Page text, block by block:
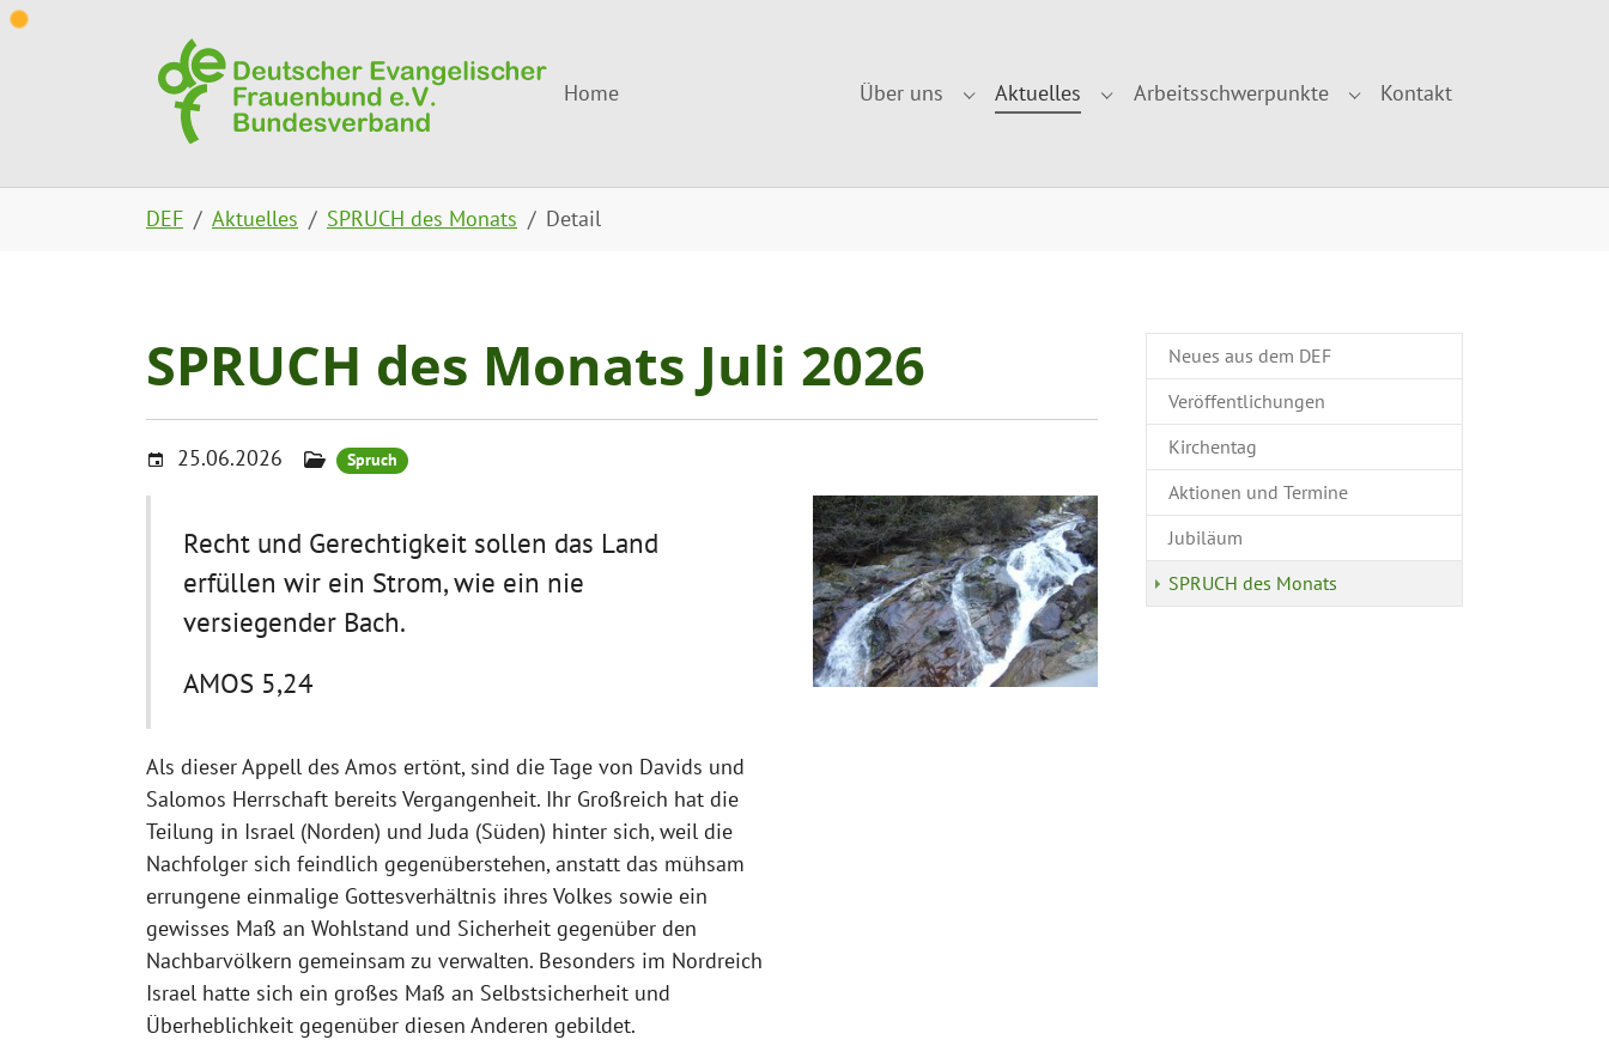
Skip to main content
Skip to page footer
Home Über uns Submenu for "Über uns"
Aktuelles Submenu for "Aktuelles"
Arbeitsschwerpunkte Submenu for
Kontakt
DEF Aktuelles SPRUCH des Monats Detail
SPRUCH des Monats Juli 2026
25.06.2026 Spruch
Recht und Gerechtigkeit sollen das Land
erfüllen wir ein Strom, wie ein nie
versiegender Bach.
AMOS 5,24
Als dieser Appell des Amos ertönt, sind die Tage von Davids und
Salomos Herrschaft bereits Vergangenheit. Ihr Großreich hat die
Teilung in Israel (Norden) und Juda (Süden) hinter sich, weil die
Nachfolger sich feindlich gegenüberstehen, anstatt das mühsam
errungene einmalige Gottesverhältnis ihres Volkes sowie ein
gewisses Maß an Wohlstand und Sicherheit gegenüber den
Nachbarvölkern gemeinsam zu verwalten. Besonders im Nordreich
Israel hatte sich ein großes Maß an Selbstsicherheit und
Überheblichkeit gegenüber diesen Anderen gebildet.
Neues aus dem DEF
Veröffentlichungen
Kirchentag
Aktionen und Termine
Jubiläum
SPRUCH des Monats